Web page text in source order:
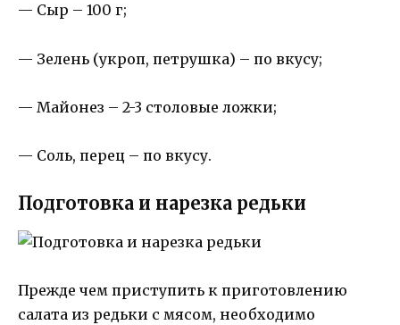
— Сыр – 100 г;
— Зелень (укроп, петрушка) – по вкусу;
— Майонез – 2-3 столовые ложки;
— Соль, перец – по вкусу.
Подготовка и нарезка редьки
Прежде чем приступить к приготовлению
салата из редьки с мясом, необходимо